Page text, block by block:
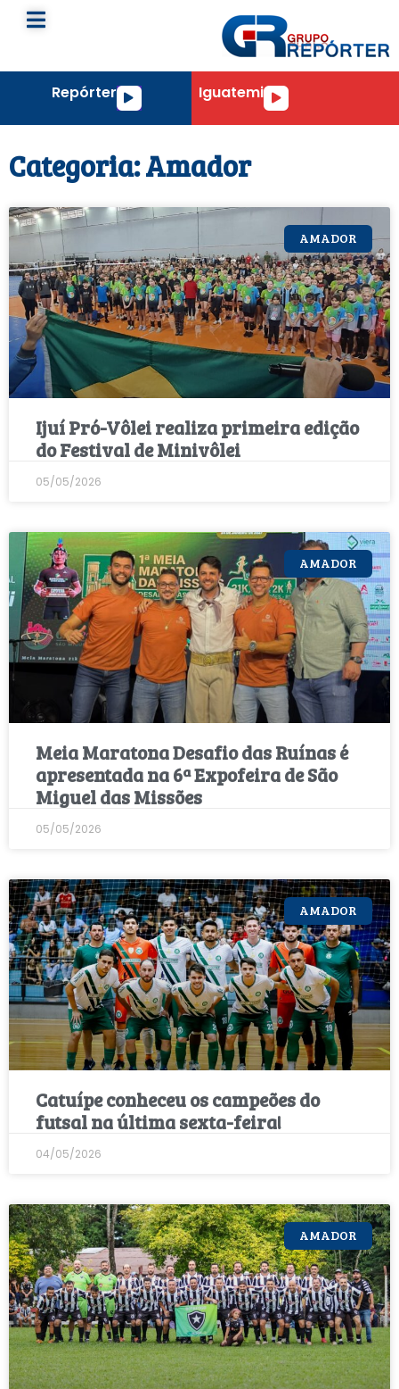
RepórterTocador
IguatemiTocador
Categoria: Amador
AMADOR
Ijuí Pró-Vôlei realiza primeira edição
do Festival de Minivôlei
05/05/2026
AMADOR
Meia Maratona Desafio das Ruínas é
apresentada na 6ª Expofeira de São
Miguel das Missões
05/05/2026
AMADOR
Catuípe conheceu os campeões do
futsal na última sexta-feira!
04/05/2026
AMADOR